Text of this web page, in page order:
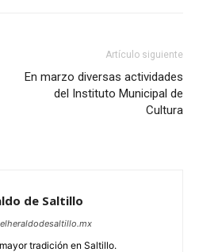
Artículo siguiente
En marzo diversas actividades
del Instituto Municipal de
Cultura
de Saltillo
tradición en Saltillo.